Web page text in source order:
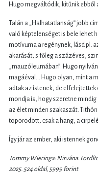
Hugo megváltódik, kitűnik ebből
Talán a „Halhatatlanság” jobb
való képtelenséget is bele lehet
motívuma a regénynek, lásd pl.
akarását, s főleg a százéves,
„mauzóleumában”: Hugo
magáéval… Hugo olyan, mint a
adtak az istenek, de
mondja is, hogy szeretne
az élet minden szakaszát
töpörödött, csak a hang, a
Így jár az ember, aki istennek
­Tommy Wieringa: Nirvána.
2025. 524 oldal, 5999 forint